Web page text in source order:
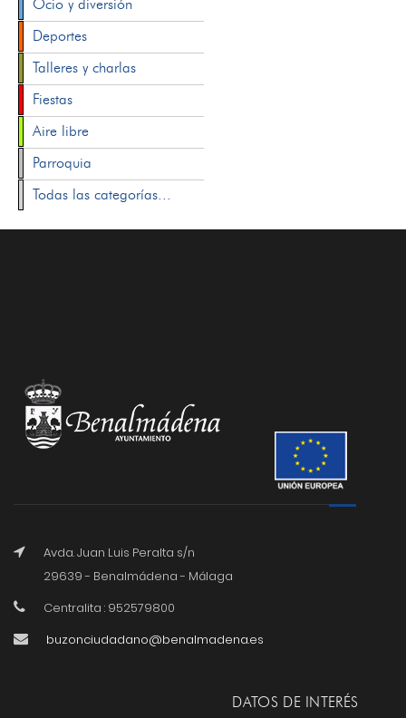
Ocio y diversión
Deportes
Talleres y charlas
Fiestas
Aire libre
Parroquia
Todas las categorías...
Avda. Juan Luis Peralta s/n
29639 - Benalmádena - Málaga
Centralita : 952579800
buzonciudadano@benalmadena.es
DATOS DE INTERÉS